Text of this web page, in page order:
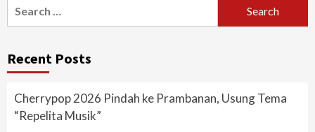
for:
Recent Posts
Cherrypop 2026 Pindah ke Prambanan, Usung Tema
“Repelita Musik”